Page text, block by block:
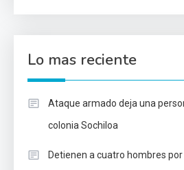
Lo mas reciente
Ataque armado deja una
colonia Sochiloa
Detienen a cuatro hombres